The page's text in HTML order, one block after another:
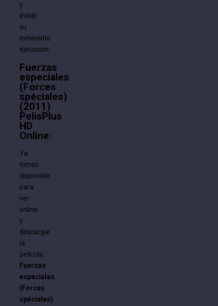
y
evitar
su
inminente
ejecución.
Fuerzas
especiales
(Forces
spéciales)
(2011)
PelisPlus
HD
Online
Ya
tienes
disponible
para
ver
online
y
descargar
la
película
Fuerzas
especiales
(Forces
spéciales)